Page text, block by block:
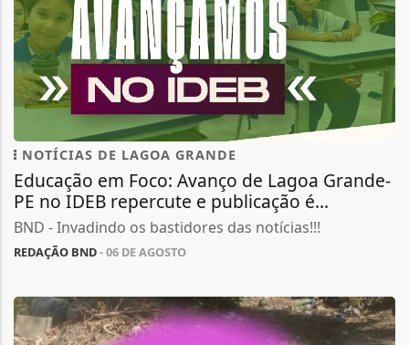
NOTÍCIAS DE LAGOA GRANDE
Educação em Foco: Avanço de Lagoa Grande-
PE no IDEB repercute e publicação é...
BND - Invadindo os bastidores das notícias!!!
REDAÇÃO BND- 06 DE AGOSTO